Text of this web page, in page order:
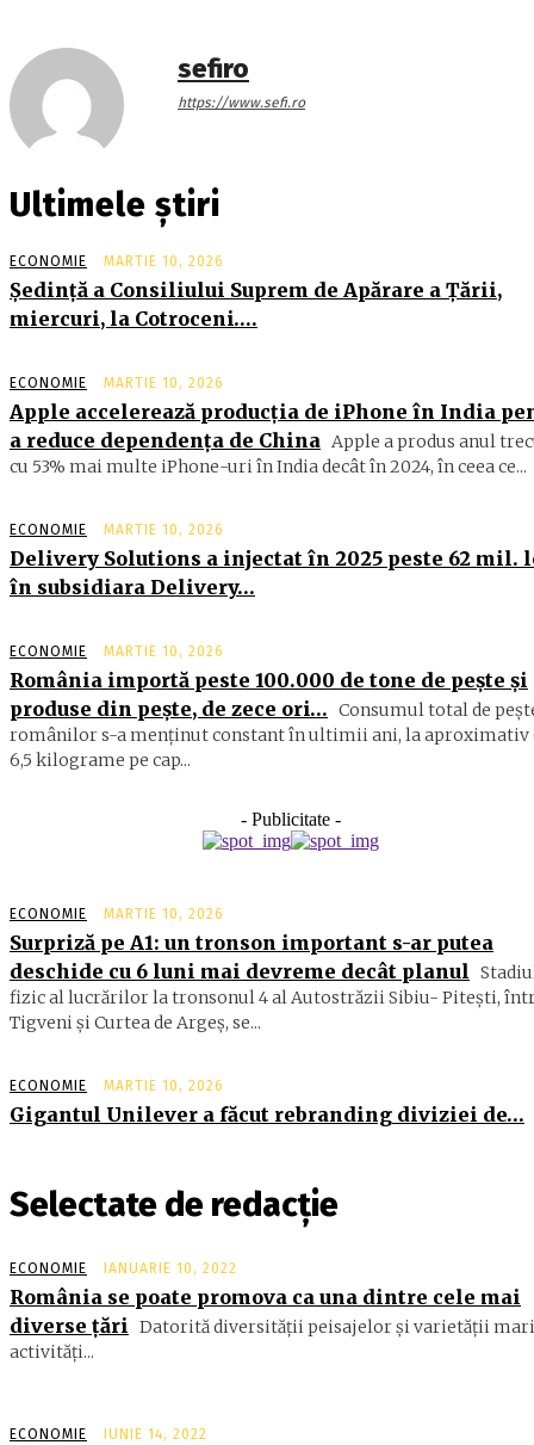
sefiro
https://www.sefi.ro
Ultimele știri
ECONOMIE MARTIE 10, 2026
Şedinţă a Consiliului Suprem de Apărare a Ţării,
miercuri, la Cotroceni….
ECONOMIE MARTIE 10, 2026
Apple accelerează producția de iPhone în India
a reduce dependența de China Apple a produs anul
cu 53% mai multe iPhone-uri în India decât în 2024, în ceea ce...
ECONOMIE MARTIE 10, 2026
Delivery Solutions a injectat în 2025 peste 62 mil.
în subsidiara Delivery…
ECONOMIE MARTIE 10, 2026
România importă peste 100.000 de tone de peşte şi
produse din peşte, de zece ori… Consumul total de
ro­mâ­nilor s-a menţinut constant în ul­timii ani, la aproximativ
6,5 ki­lograme pe cap...
- Publicitate -
ECONOMIE MARTIE 10, 2026
Surpriză pe A1: un tronson important s-ar putea
deschide cu 6 luni mai devreme decât planul
fizic al lucrărilor la tronsonul 4 al Autostrăzii Sibiu- Piteşti,
Tigveni şi Curtea de Argeş, se...
ECONOMIE MARTIE 10, 2026
Gigantul Unilever a făcut rebranding diviziei de…
Selectate de redacție
ECONOMIE IANUARIE 10, 2022
România se poate promova ca una dintre cele mai
diverse ţări Datorită diversităţii peisajelor şi varietăţii
activităţi...
ECONOMIE IUNIE 14, 2022